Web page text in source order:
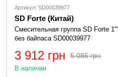
Артикул: SD00039977
SD Forte (Китай)
Смесительная группа SD Forte 1'"
без байпаса SD00039977
5 086 грн
3 912 грн
В наличии